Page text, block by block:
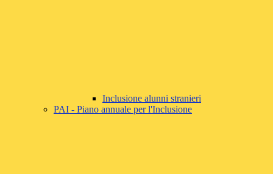
Inclusione alunni stranieri
PAI - Piano annuale per l'Inclusione